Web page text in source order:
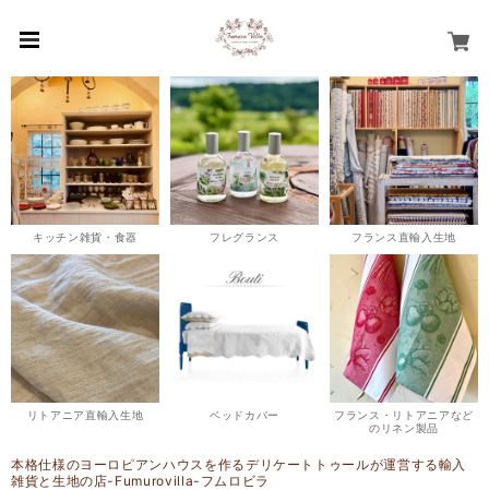
キッチン雑貨・食器 フレグランス フランス直輸入生地
リトアニア直輸入生地 ベッドカバー
フランス・リトアニアなど
のリネン製品
本格仕様のヨーロピアンハウスを作るデリケートトゥールが運営する輸入
雑貨と生地の店-Fumurovilla-フムロビラ